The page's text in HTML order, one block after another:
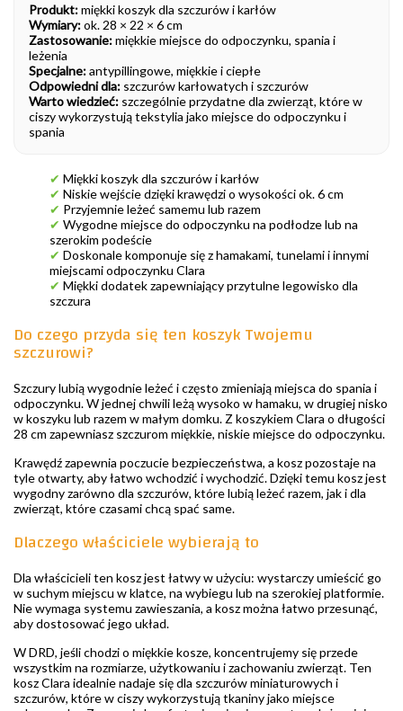
Produkt:miękki koszyk dla szczurów i karłów
Wymiary:ok. 28 × 22 × 6 cm
Zastosowanie:miękkie miejsce do odpoczynku, spania i
leżenia
Specjalne:antypillingowe, miękkie i ciepłe
Odpowiedni dla: szczurów karłowatych i szczurów
Warto wiedzieć: szczególnie przydatne dla zwierząt, które w
ciszy wykorzystują tekstylia jako miejsce do odpoczynku i
spania
✔ Miękki koszyk dla szczurów i karłów
✔ Niskie wejście dzięki krawędzi o wysokości ok. 6 cm
✔ Przyjemnie leżeć samemu lub razem
✔ Wygodne miejsce do odpoczynku na podłodze lub na
szerokim podeście
✔ Doskonale komponuje się z hamakami, tunelami i innymi
miejscami odpoczynku Clara
✔ Miękki dodatek zapewniający przytulne legowisko dla
szczura
Do czego przyda się ten koszyk Twojemu
szczurowi?
Szczury lubią wygodnie leżeć i często zmieniają miejsca do spania i
odpoczynku. W jednej chwili leżą wysoko w hamaku, w drugiej nisko
w koszyku lub razem w małym domku. Z koszykiem Clara o długości
28 cm zapewniasz szczurom miękkie, niskie miejsce do odpoczynku.
Krawędź zapewnia poczucie bezpieczeństwa, a kosz pozostaje na
tyle otwarty, aby łatwo wchodzić i wychodzić. Dzięki temu kosz jest
wygodny zarówno dla szczurów, które lubią leżeć razem, jak i dla
zwierząt, które czasami chcą spać same.
Dlaczego właściciele wybierają to
Dla właścicieli ten kosz jest łatwy w użyciu: wystarczy umieścić go
w suchym miejscu w klatce, na wybiegu lub na szerokiej platformie.
Nie wymaga systemu zawieszania, a kosz można łatwo przesunąć,
aby dostosować jego układ.
W DRD, jeśli chodzi o miękkie kosze, koncentrujemy się przede
wszystkim na rozmiarze, użytkowaniu i zachowaniu zwierząt. Ten
kosz Clara idealnie nadaje się dla szczurów miniaturowych i
szczurów, które w ciszy wykorzystują tkaniny jako miejsce